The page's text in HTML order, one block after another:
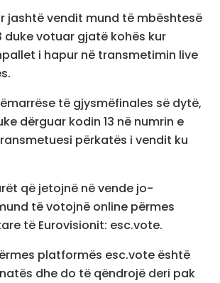
jashtë vendit mund të mbështesë
duke votuar gjatë kohës kur
i hapur në transmetimin live
të gjysmëfinales së dytë,
dërguar kodin 13 në numrin e
përkatës i vendit ku
që jetojnë në vende jo-
të votojnë online përmes
të Eurovisionit: esc.vote.
platformës esc.vote është
dhe do të qëndrojë deri pak